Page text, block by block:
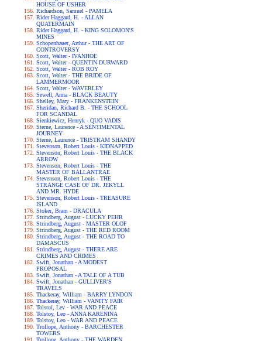
HOUSE OF USHER
Richardson, Samuel - PAMELA
Rider Haggard, H. - ALLAN
QUATERMAIN
Rider Haggard, H. - KING SOLOMON'S
MINES
Schopenhauer, Arthur - THE ART OF
CONTROVERSY
Scott, Walter - IVANHOE
Scott, Walter - QUENTIN DURWARD
Scott, Walter - ROB ROY
Scott, Walter - THE BRIDE OF
LAMMERMOOR
Scott, Walter - WAVERLEY
Sewell, Anna - BLACK BEAUTY
Shelley, Mary - FRANKENSTEIN
Sheridan, Richard B. - THE SCHOOL
FOR SCANDAL
Sienkiewicz, Henryk - QUO VADIS
Sterne, Laurence - A SENTIMENTAL
JOURNEY
Sterne, Laurence - TRISTRAM SHANDY
Stevenson, Robert Louis - KIDNAPPED
Stevenson, Robert Louis - THE BLACK
ARROW
Stevenson, Robert Louis - THE
MASTER OF BALLANTRAE
Stevenson, Robert Louis - THE
STRANGE CASE OF DR. JEKYLL
AND MR. HYDE
Stevenson, Robert Louis - TREASURE
ISLAND
Stoker, Bram - DRACULA
Strindberg, August - LUCKY PEHR
Strindberg, August - MASTER OLOF
Strindberg, August - THE RED ROOM
Strindberg, August - THE ROAD TO
DAMASCUS
Strindberg, August - THERE ARE
CRIMES AND CRIMES
Swift, Jonathan - A MODEST
PROPOSAL
Swift, Jonathan - A TALE OF A TUB
Swift, Jonathan - GULLIVER'S
TRAVELS
Thackeray, William - BARRY LYNDON
Thackeray, William - VANITY FAIR
Tolstoi, Lev - WAR AND PEACE
Tolstoy, Leo - ANNA KARENINA
Tolstoy, Leo - WAR AND PEACE
Trollope, Anthony - BARCHESTER
TOWERS
Trollope, Anthony - THE WARDEN